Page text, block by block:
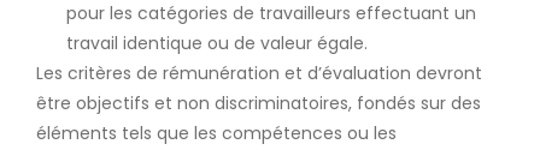
pour les catégories de travailleurs effectuant un
travail identique ou de valeur égale.
Les critères de rémunération et d’évaluation devront
être objectifs et non discriminatoires, fondés sur des
éléments tels que les compétences ou les